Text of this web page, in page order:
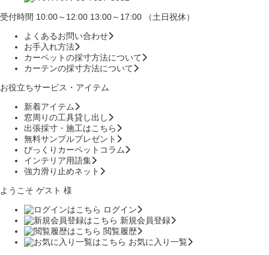
受付時間 10:00～12:00 13:00～17:00 （土日祝休）
よくあるお問い合わせ
お手入れ方法
カーペットの採寸方法について
カーテンの採寸方法について
お役立ちサービス・アイテム
新着アイテム
窓周りの工具貸し出し
出張採寸・施工はこちら
無料サンプルプレゼント
びっくりカーペットコラム
インテリア用語集
強力滑り止めネット
ようこそ ゲスト 様
ログイン
新規会員登録
閲覧履歴
お気に入り一覧